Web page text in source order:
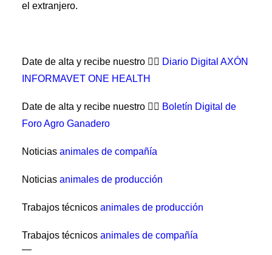
el extranjero.
Date de alta y recibe nuestro 👉🏼 Diario Digital AXÓN
INFORMAVET ONE HEALTH
Date de alta y recibe nuestro 👉🏼 Boletín Digital de
Foro Agro Ganadero
Noticias animales de compañía
Noticias animales de producción
Trabajos técnicos animales de producción
Trabajos técnicos animales de compañía
—